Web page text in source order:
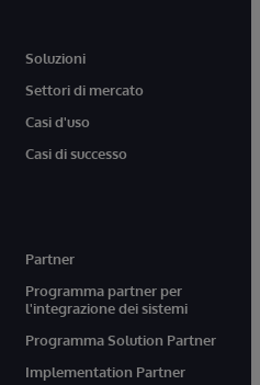
Soluzioni
Settori di mercato
Casi d'uso
Casi di successo
Partner
Programma partner per
l'integrazione dei sistemi
Programma Solution Partner
Implementation Partner